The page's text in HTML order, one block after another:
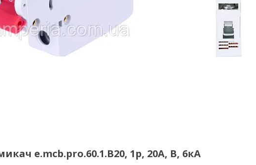
e.mcb.pro.60.1.B20, 1р, 20А, В, 6кА